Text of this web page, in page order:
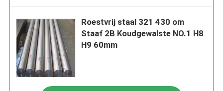
Roestvrij staal 321 430 om
Staaf 2B Koudgewalste NO.1 H8
H9 60mm